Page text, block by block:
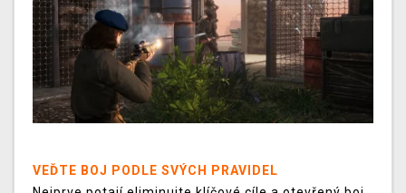
VEĎTE BOJ PODLE SVÝCH PRAVIDEL